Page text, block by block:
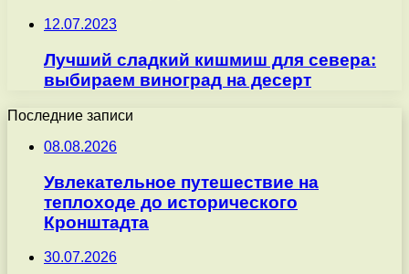
12.07.2023
Лучший сладкий кишмиш для севера:
выбираем виноград на десерт
Последние записи
08.08.2026
Увлекательное путешествие на
теплоходе до исторического
Кронштадта
30.07.2026